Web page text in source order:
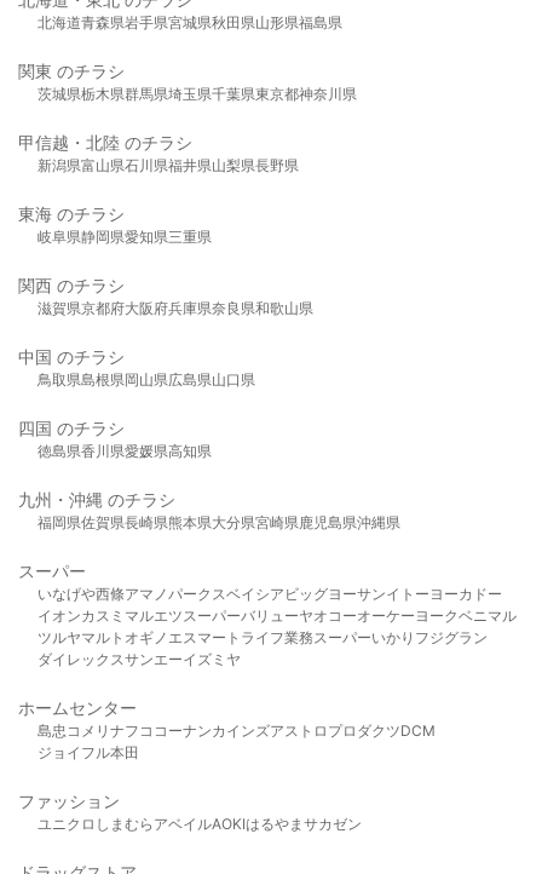
北海道青森県岩手県宮城県秋田県山形県福島県
関東 のチラシ
茨城県栃木県群馬県埼玉県千葉県東京都神奈川県
甲信越・北陸 のチラシ
新潟県富山県石川県福井県山梨県長野県
東海 のチラシ
岐阜県静岡県愛知県三重県
関西 のチラシ
滋賀県京都府大阪府兵庫県奈良県和歌山県
中国 のチラシ
鳥取県島根県岡山県広島県山口県
四国 のチラシ
徳島県香川県愛媛県高知県
九州・沖縄 のチラシ
福岡県佐賀県長崎県熊本県大分県宮崎県鹿児島県沖縄県
スーパー
いなげや西條アマノパークスベイシア ビッグヨーサンイトーヨーカドー
イオンカスミ マルエツスーパーバリューヤオコーオーケー ヨークベニマル
ツルヤマルト オギノ エスマート ライフ業務スーパーいかり フジグラン
ダイレックスサンエーイズミヤ
ホームセンター
島忠 コメリ ナフコ コーナンカインズアストロプロダクツDCM
ジョイフル本田
ファッション
ユニクロ しまむら アベイルAOKIはるやま サカゼン